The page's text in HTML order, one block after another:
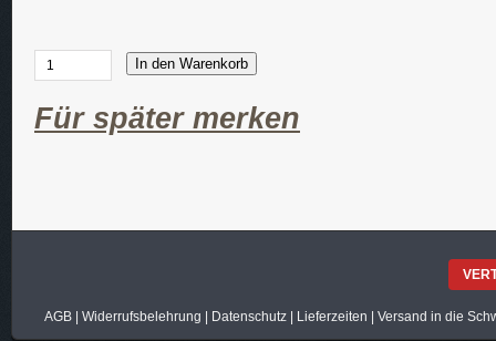
In den Warenkorb
Für später merken
AGB| Widerrufsbelehrung | Datenschutz| Lieferzeiten | Versand in die